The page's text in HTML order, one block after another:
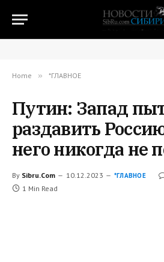
Home » *ГЛАВНОЕ
Путин: Запад
раздавить
него никогда не
By Sibru.Com 10.12.2023 *ГЛАВНОЕ
1 Min Read